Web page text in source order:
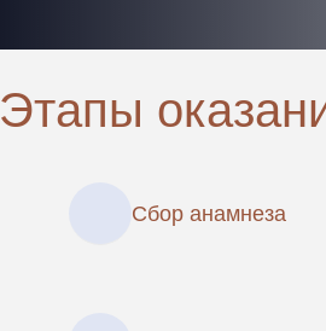
Этапы
Сбор анамнеза